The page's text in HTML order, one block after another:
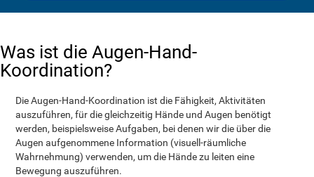
Was ist die Augen-Hand-
Koordination?
Die Augen-Hand-Koordination ist die Fähigkeit, Aktivitäten
auszuführen, für die gleichzeitig Hände und Augen benötigt
werden, beispielsweise Aufgaben, bei denen wir die über die
Augen aufgenommene Information (visuell-räumliche
Wahrnehmung) verwenden, um die Hände zu leiten eine
Bewegung auszuführen.